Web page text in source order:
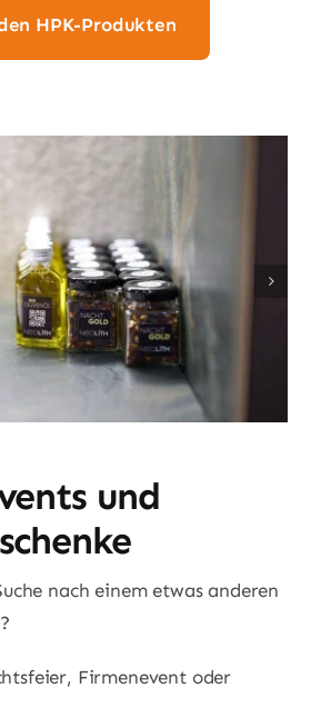
HPK-Produkten
und
nach einem etwas anderen
Firmenevent oder